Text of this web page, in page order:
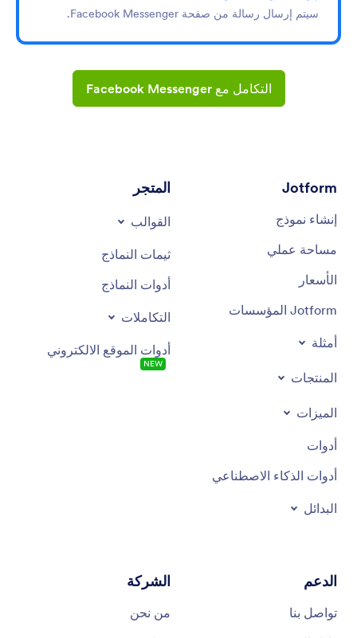
سيتم إرسال رسالة من صفحة Facebook Messenger.
التكامل مع Facebook Messenger
Jotform
إنشاء نموذج
مساحة عملي
الأسعار
Jotform المؤسسات
أمثلة
المنتجات
الميزات
أدوات
أدوات الذكاء الاصطناعي
البدائل
المتجر
القوالب
ثيمات النماذج
أدوات النماذج
التكاملات
أدوات الموقع الالكتروني
NEW
الدعم
تواصل بنا
الشركة
من نحن